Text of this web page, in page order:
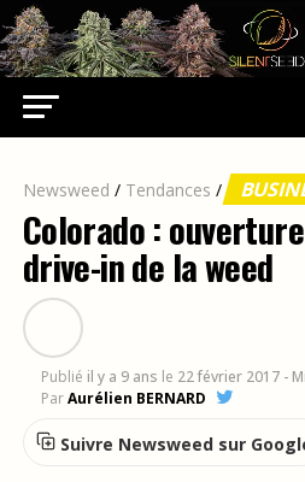
Newsweed / Tendances /
Colorado :
drive-in de la weed
Publié il y a 9 ans le 22 février 2017 -
ParAurélien BERNARD
Suivre Newsweed sur